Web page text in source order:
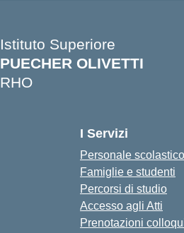
Istituto Superiore
PUECHER OLIVETTI
RHO
I Servizi
Personale scolastico
Famiglie e studenti
Percorsi di studio
Accesso agli Atti
Prenotazioni